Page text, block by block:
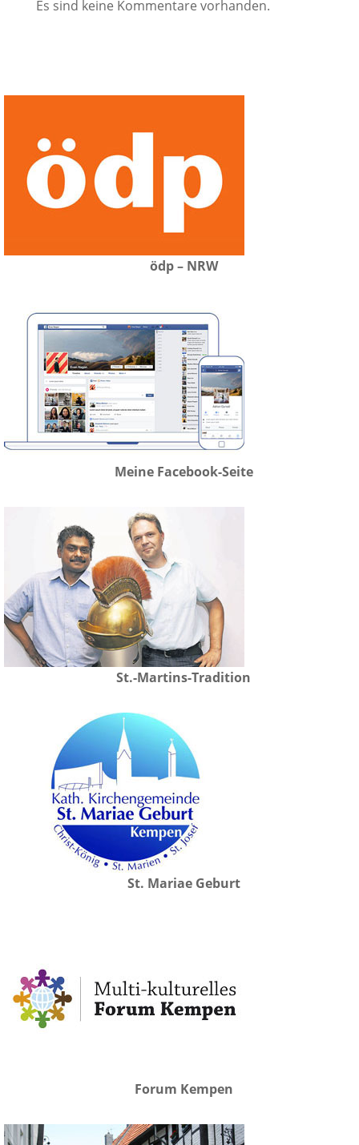
Es sind keine Kommentare vorhanden.
ödp – NRW
Meine Facebook-Seite
St.-Martins-Tradition
St. Mariae Geburt
Forum Kempen